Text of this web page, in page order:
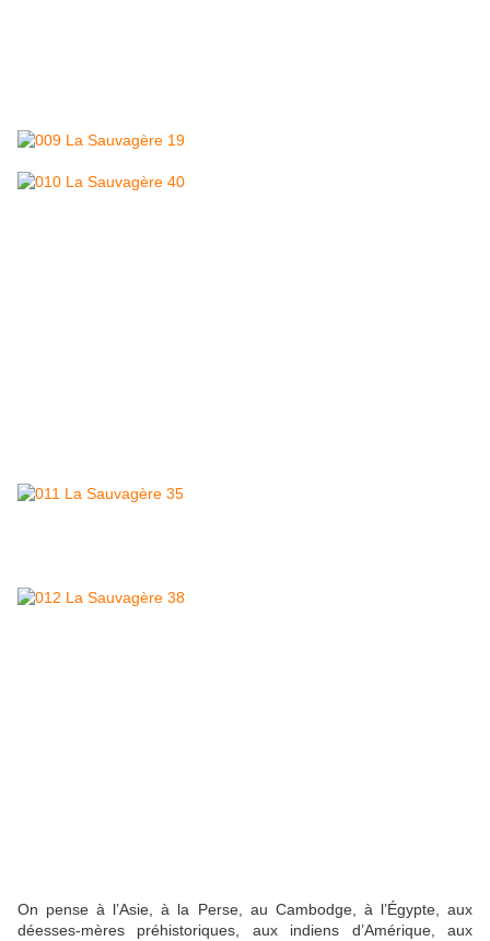
On pense à l’Asie, à la Perse, au Cambodge, à l’Égypte, aux
déesses-mères préhistoriques, aux indiens d’Amérique, aux